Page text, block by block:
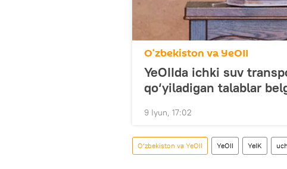
O‘zbekiston va YeOII
YeOIIda ichki suv
qo‘yiladigan talablar
9 Iyun, 17:02
O‘zbekiston va YeOII YeOII YeIK